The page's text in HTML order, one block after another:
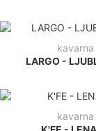
kavarna
LARGO -
kavarna